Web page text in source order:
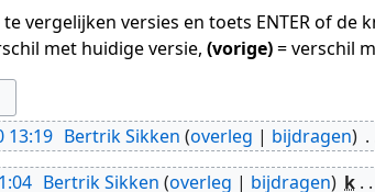
vergelijken versies en toets ENTER of de
met huidige versie, (vorige)= verschil
13:19 Bertrik Sikken overleg bijdragen
Bertrik Sikken overleg bijdragen k